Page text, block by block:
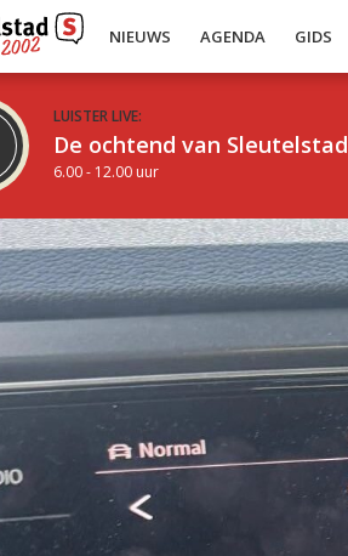
NIEUWS AGENDA GIDS
LUISTER LIVE:
De ochtend van Sleutelstad
6.00 - 12.00 uur